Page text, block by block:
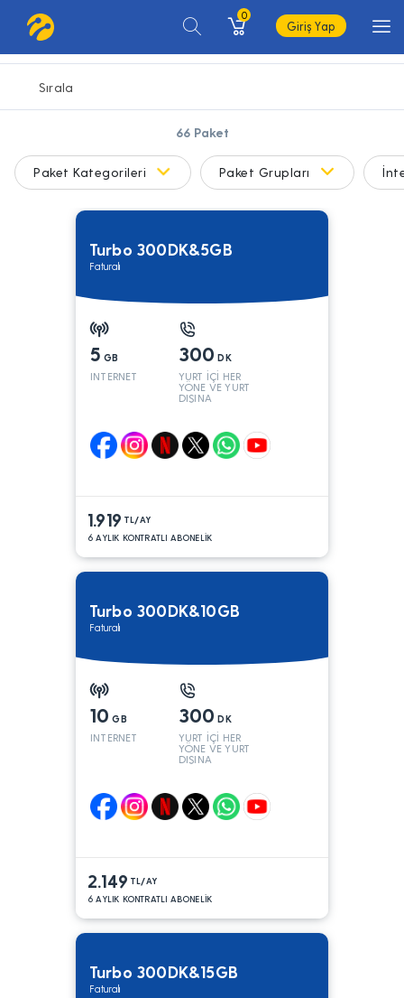
0
Giriş Yap
66Paket
Turbo 300DK&5GB
Faturalı
5 GB
INTERNET
300 DK
YURT İÇİ HER
YÖNE VE YURT
DIŞINA
1.919 TL/AY
6 AYLIK KONTRATLI ABONELİK
Turbo 300DK&10GB
Faturalı
10 GB
INTERNET
300 DK
YURT İÇİ HER
YÖNE VE YURT
DIŞINA
2.149 TL/AY
6 AYLIK KONTRATLI ABONELİK
Turbo 300DK&15GB
Faturalı
Paket Kategorileri Paket Grupları